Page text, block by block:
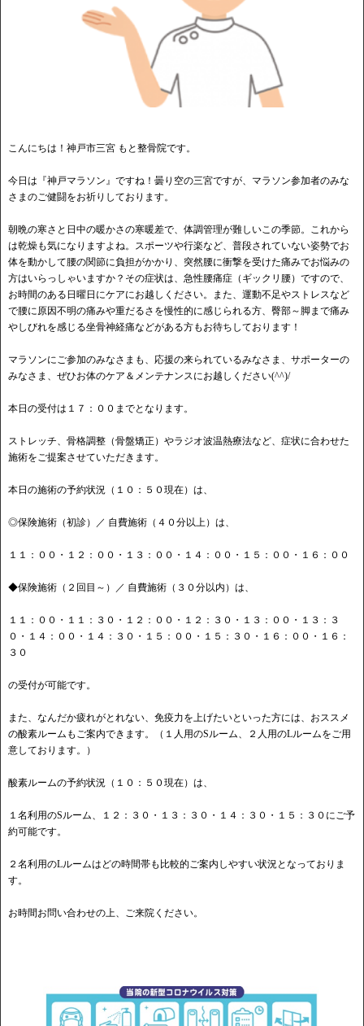
こんにちは！神戸市三宮 もと整骨院です。
今日は『神戸マラソン』ですね！曇り空の三宮ですが、マラソン参加者のみな
さまのご健闘をお祈りしております。
朝晩の寒さと日中の暖かさの寒暖差で、体調管理が難しいこの季節。これから
は乾燥も気になりますよね。スポーツや行楽など、普段されていない姿勢でお
体を動かして腰の関節に負担がかかり、突然腰に衝撃を受けた痛みでお悩みの
方はいらっしゃいますか？その症状は、急性腰痛症（ギックリ腰）ですので、
お時間のある日曜日にケアにお越しください。また、運動不足やストレスなど
で腰に原因不明の痛みや重だるさを慢性的に感じられる方、臀部～脚まで痛み
やしびれを感じる坐骨神経痛などがある方もお待ちしております！
マラソンにご参加のみなさまも、応援の来られているみなさま、サポーターの
みなさま、ぜひお体のケア＆メンテナンスにお越しください(^^)/
本日の受付は１７：００までとなります。
ストレッチ、骨格調整（骨盤矯正）やラジオ波温熱療法など、症状に合わせた
施術をご提案させていただきます。
本日の施術の予約状況（１０：５０現在）は、
◎保険施術（初診）／ 自費施術（４０分以上）は、
１１：００・１２：００・１３：００・１４：００・１５：００・１６：００
◆保険施術（２回目～）／ 自費施術（３０分以内）は、
１１：００・１１：３０・１２：００・１２：３０・１３：００・１３：３
０・１４：００・１４：３０・１５：００・１５：３０・１６：００・１６：
３０
の受付が可能です。
また、なんだか疲れがとれない、免疫力を上げたいといった方には、おススメ
の酸素ルームもご案内できます。（１人用のSルーム、２人用のLルームをご用
意しております。）
酸素ルームの予約状況（１０：５０現在）は、
１名利用のSルーム、１２：３０・１３：３０・１４：３０・１５：３０にご予
約可能です。
２名利用のLルームはどの時間帯も比較的ご案内しやすい状況となっておりま
す。
お時間お問い合わせの上、ご来院ください。